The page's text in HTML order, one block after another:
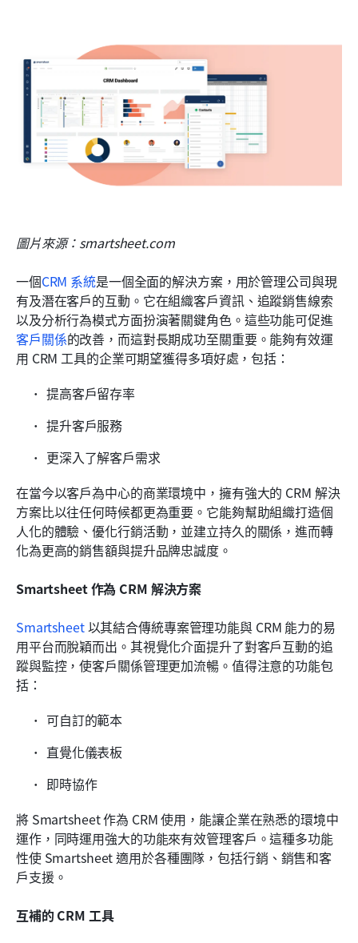
圖片來源：smartsheet.com
一個CRM 系統是一個全面的解決方案，用於管理公司與現
有及潛在客戶的互動。它在組織客戶資訊、追蹤銷售線索
以及分析行為模式方面扮演著關鍵角色。這些功能可促進
客戶關係的改善，而這對長期成功至關重要。能夠有效運
用 CRM 工具的企業可期望獲得多項好處，包括：
提高客戶留存率
提升客戶服務
更深入了解客戶需求
在當今以客戶為中心的商業環境中，擁有強大的 CRM 解決
方案比以往任何時候都更為重要。它能夠幫助組織打造個
人化的體驗、優化行銷活動，並建立持久的關係，進而轉
化為更高的銷售額與提升品牌忠誠度。
Smartsheet 作為 CRM 解決方案
Smartsheet 以其結合傳統專案管理功能與 CRM 能力的易
用平台而脫穎而出。其視覺化介面提升了對客戶互動的追
蹤與監控，使客戶關係管理更加流暢。值得注意的功能包
括：
可自訂的範本
直覺化儀表板
即時協作
將 Smartsheet 作為 CRM 使用，能讓企業在熟悉的環境中
運作，同時運用強大的功能來有效管理客戶。這種多功能
性使 Smartsheet 適用於各種團隊，包括行銷、銷售和客
戶支援。
互補的 CRM 工具